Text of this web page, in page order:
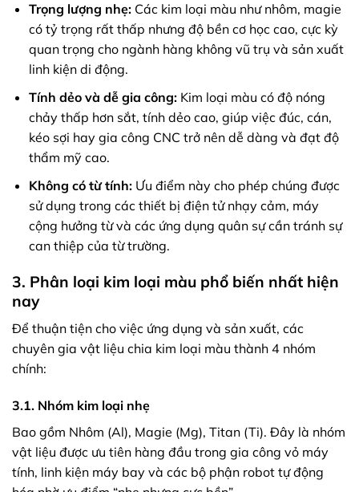
Trọng lượng nhẹ:Các kim loại màu như nhôm, magie
có tỷ trọng rất thấp nhưng độ bền cơ học cao, cực kỳ
quan trọng cho ngành hàng không vũ trụ và sản xuất
linh kiện di động.
Tính dẻo và dễ gia công:Kim loại màu có độ nóng
chảy thấp hơn sắt, tính dẻo cao, giúp việc đúc, cán,
kéo sợi hay gia công CNC trở nên dễ dàng và đạt độ
thẩm mỹ cao.
Không có từ tính:Ưu điểm này cho phép chúng được
sử dụng trong các thiết bị điện tử nhạy cảm, máy
cộng hưởng từ và các ứng dụng quân sự cần tránh sự
can thiệp của từ trường.
3. Phân loại kim loại màu phổ biến nhất hiện
nay
Để thuận tiện cho việc ứng dụng và sản xuất, các
chuyên gia vật liệu chia kim loại màu thành 4 nhóm
chính:
3.1. Nhóm kim loại nhẹ
Bao gồm Nhôm (Al), Magie (Mg), Titan (Ti). Đây là nhóm
vật liệu được ưu tiên hàng đầu trong gia công vỏ máy
tính, linh kiện máy bay và các bộ phận robot tự động